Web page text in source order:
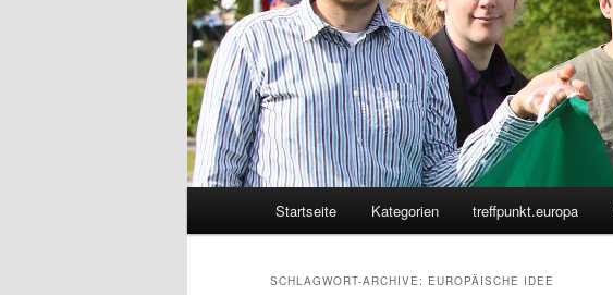
Startseite Kategorien treffpunkt.europa
SCHLAGWORT-ARCHIVE: EUROPÄISCHE IDEE